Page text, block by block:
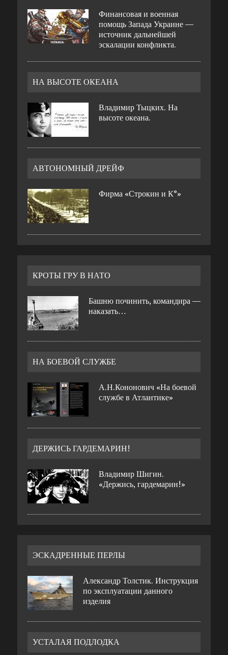
Финансовая и военная
помощь Запада Украине —
источник дальнейшей
эскалации конфликта.
НА ВЫСОТЕ ОКЕАНА
Владимир Тыцких. На
высоте океана.
АВТОНОМНЫЙ ДРЕЙФ
Фирма «Строкин и К°»
КРОТЫ ГРУ В НАТО
Башню починить, командира —
наказать…
НА БОЕВОЙ СЛУЖБЕ
А.Н.Кононович «На боевой
службе в Атлантике»
ДЕРЖИСЬ ГАРДЕМАРИН!
Владимир Шигин.
«Держись, гардемарин!»
ЭСКАДРЕННЫЕ ПЕРЛЫ
Александр Толстик. Инструкция
по эксплуатации данного
изделия
УСТАЛАЯ ПОДЛОДКА